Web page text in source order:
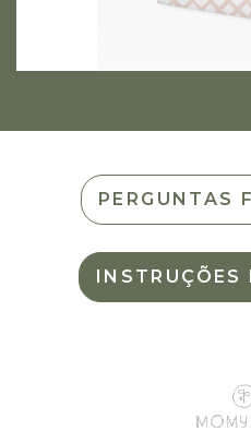
PERGUNTAS
INSTRUÇÕES